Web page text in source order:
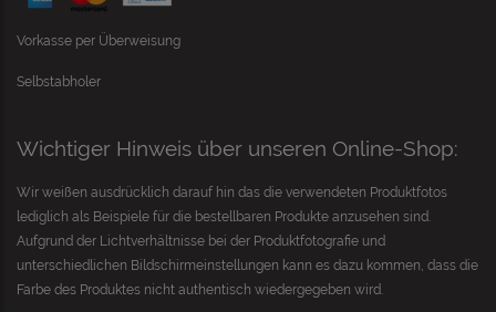
Vorkasse per Überweisung
Selbstabholer
Wichtiger Hinweis über unseren Online-Shop:
Wir weißen ausdrücklich darauf hin das die verwendeten Produktfotos
lediglich als Beispiele für die bestellbaren Produkte anzusehen sind.
Aufgrund der Lichtverhältnisse bei der Produktfotografie und
unterschiedlichen Bildschirmeinstellungen kann es dazu kommen, dass die
Farbe des Produktes nicht authentisch wiedergegeben wird.